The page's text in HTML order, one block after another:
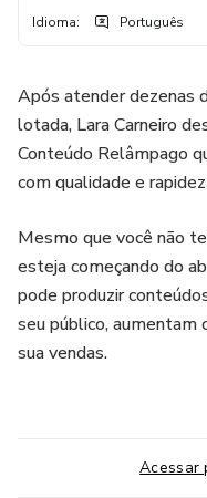
Idioma: Português
Após atender dezenas
lotada, Lara Carneiro
Conteúdo Relâmpago
com qualidade e
Mesmo que você não
esteja começando do
pode produzir
seu público, aumentam
sua vendas.
Acessar